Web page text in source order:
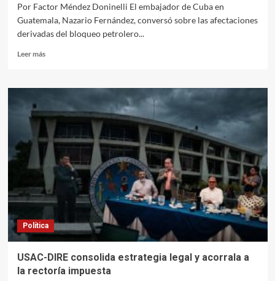
Por Factor Méndez Doninelli El embajador de Cuba en
Guatemala, Nazario Fernández, conversó sobre las afectaciones
derivadas del bloqueo petrolero...
Leer másLeer
“Es
que
Cuba
sea
un
estado
fallido”,
embajador
de
Cuba
Guatemala
Política
USAC-DIRE consolida estrategia legal y acorrala a
la rectoría impuesta